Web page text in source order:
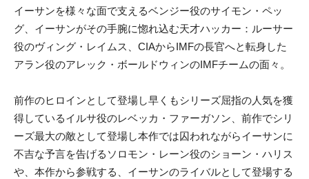
イーサンを様々な面で支えるベンジー役のサイモン・ペッ
グ、イーサンがその手腕に惚れ込む天才ハッカー：ルーサー
役のヴィング・レイムス、CIAからIMFの長官へと転身した
アラン役のアレック・ボールドウィンのIMFチームの面々。
前作のヒロインとして登場し早くもシリーズ屈指の人気を獲
得しているイルサ役のレベッカ・ファーガソン、前作でシリ
ーズ最大の敵として登場し本作では囚われながらイーサンに
不吉な予言を告げるソロモン・レーン役のショーン・ハリス
や、本作から参戦する、イーサンのライバルとして登場する